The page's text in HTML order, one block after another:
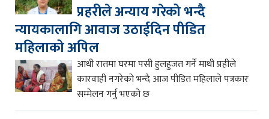
प्रहरीले अन्याय गरेको भन्दै
न्यायकालागि आवाज उठाईदिन पीडित
महिलाको अपिल
आधी रातमा घरमा पसी हुलहुजत गर्ने माथी प्रहीले
कारवाही नगरेको भन्दै आज पीडित महिलाले पत्रकार
सम्मेलन गर्नु भएको छ